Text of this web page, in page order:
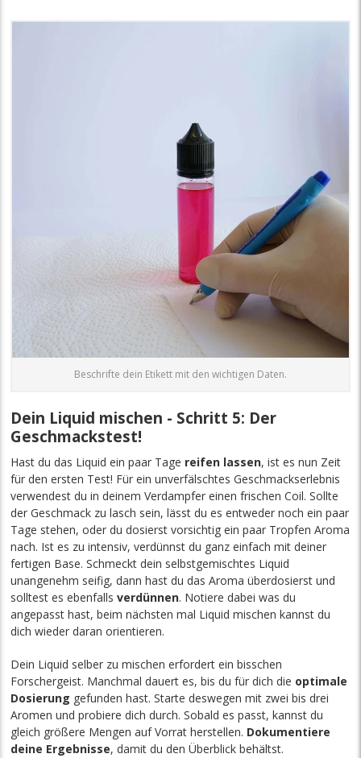
Beschrifte dein Etikett mit den wichtigen Daten.
Dein Liquid mischen - Schritt 5: Der
Geschmackstest!
Hast du das Liquid ein paar Tage reifen lassen, ist es nun Zeit
für den ersten Test! Für ein unverfälschtes Geschmackserlebnis
verwendest du in deinem Verdampfer einen frischen Coil. Sollte
der Geschmack zu lasch sein, lässt du es entweder noch ein paar
Tage stehen, oder du dosierst vorsichtig ein paar Tropfen Aroma
nach. Ist es zu intensiv, verdünnst du ganz einfach mit deiner
fertigen Base. Schmeckt dein selbstgemischtes Liquid
unangenehm seifig, dann hast du das Aroma überdosierst und
solltest es ebenfallsverdünnen. Notiere dabei was du
angepasst hast, beim nächsten mal Liquid mischen kannst du
dich wieder daran orientieren.
Dein Liquid selber zu mischen erfordert ein bisschen
Forschergeist. Manchmal dauert es, bis du für dich die optimale
Dosierung gefunden hast. Starte deswegen mit zwei bis drei
Aromen und probiere dich durch. Sobald es passt, kannst du
gleich größere Mengen auf Vorrat herstellen. Dokumentiere
deine Ergebnisse, damit du den Überblick behältst.